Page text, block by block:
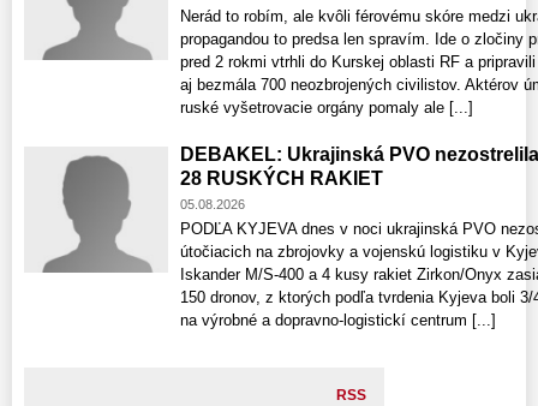
Nerád to robím, ale kvôli férovému skóre medzi
propagandou to predsa len spravím. Ide o zločiny
pred 2 rokmi vtrhli do Kurskej oblasti RF a
aj bezmála 700 neozbrojených civilistov. Aktérov
ruské vyšetrovacie orgány pomaly ale [...]
DEBAKEL: Ukrajinská PVO
28 RUSKÝCH RAKIET
05.08.2026
PODĽA KYJEVA dnes v noci ukrajinská PVO
útočiacich na zbrojovky a vojenskú logistiku v
Iskander M/S-400 a 4 kusy rakiet Zirkon/Onyx
150 dronov, z ktorých podľa tvrdenia Kyjeva boli
na výrobné a dopravno-logistickí centrum [...]
RSS